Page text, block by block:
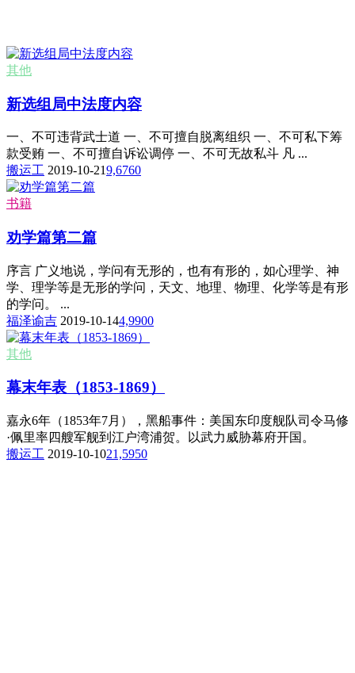
其他
新选组局中法度内容
一、不可违背武士道 一、不可擅自脱离组织 一、不可私下筹
款受贿 一、不可擅自诉讼调停 一、不可无故私斗 凡 ...
搬运工 2019-10-219,6760
书籍
劝学篇第二篇
序言 广义地说，学问有无形的，也有有形的，如心理学、神
学、理学等是无形的学问，天文、地理、物理、化学等是有形
的学问。 ...
福泽谕吉 2019-10-144,9900
其他
幕末年表（1853-1869）
嘉永6年（1853年7月），黑船事件：美国东印度舰队司令马修
·佩里率四艘军舰到江户湾浦贺。以武力威胁幕府开国。
搬运工 2019-10-1021,5950